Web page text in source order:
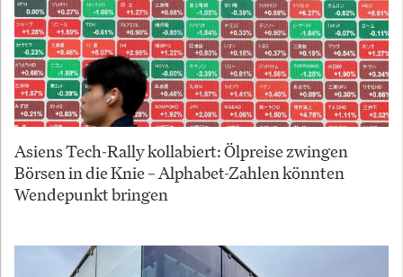
Asiens Tech-Rally kollabiert: Ölpreise zwingen
Börsen in die Knie – Alphabet-Zahlen könnten
Wendepunkt bringen